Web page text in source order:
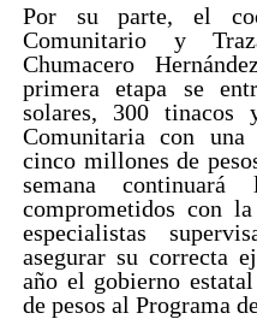
Por su parte, el
Comunitario y
Chumacero
primera etapa se
solares, 300 tinacos
Comunitaria con
cinco millones de
semana
comprometidos con
especialistas
asegurar su correcta
año el gobierno
de pesos al Programa